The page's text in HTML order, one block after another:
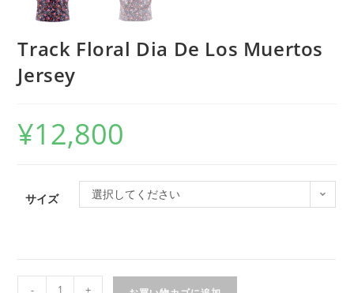
Track Floral Dia De Los Muertos
Jersey
¥12,800
サイズ 選択してください
- +